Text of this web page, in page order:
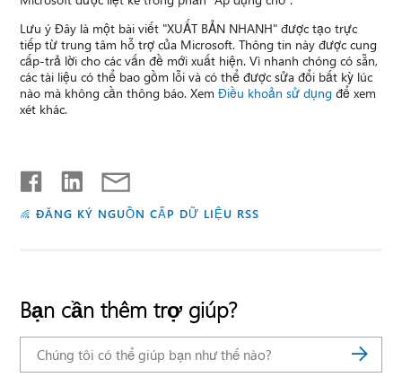
Lưu ý Đây là một bài viết "XUẤT BẢN NHANH" được tạo trực
tiếp từ trung tâm hỗ trợ của Microsoft. Thông tin này được cung
cấp-trả lời cho các vấn đề mới xuất hiện. Vì nhanh chóng có sẵn,
các tài liệu có thể bao gồm lỗi và có thể được sửa đổi bất kỳ lúc
nào mà không cần thông báo. XemĐiều khoản sử dụng để xem
xét khác.
ĐĂNG KÝ NGUỒN CẤP DỮ LIỆU RSS
Bạn cần thêm trợ giúp?